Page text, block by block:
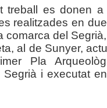
treball es donen
realitzades en
comarca del
al de Sunyer,
Pla
Segrià i executat